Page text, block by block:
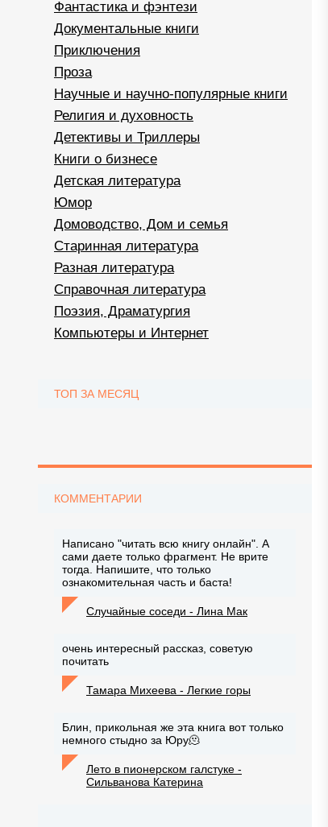
Фантастика и фэнтези
Документальные книги
Приключения
Проза
Научные и научно-популярные книги
Религия и духовность
Детективы и Триллеры
Книги о бизнесе
Детская литература
Юмор
Домоводство, Дом и семья
Старинная литература
Разная литература
Справочная литература
Поэзия, Драматургия
Компьютеры и Интернет
ТОП ЗА МЕСЯЦ
КОММЕНТАРИИ
Написано "читать всю книгу онлайн". А
сами даете только фрагмент. Не врите
тогда. Напишите, что только
ознакомительная часть и баста!
Случайные соседи - Лина Мак
очень интересный рассказ, советую
почитать
Тамара Михеева - Легкие горы
Блин, прикольная же эта книга вот только
немного стыдно за Юру🫠
Лето в пионерском галстуке -
Сильванова Катерина